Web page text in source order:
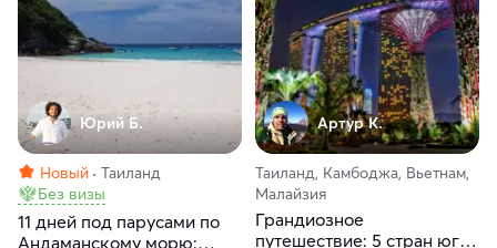
Юрий Б.
Новый
Таиланд
Без визы
11 дней под парусами по
Андаманскому морю:
Артур К.
Таиланд, Камбоджа, Вьетнам,
Малайзия
Грандиозное
путешествие: 5 стран юго-